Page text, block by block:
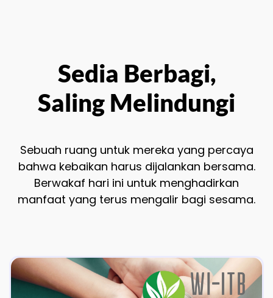
Sedia Berbagi,
Saling Melindungi
Sebuah ruang untuk mereka yang percaya
bahwa kebaikan harus dijalankan bersama.
Berwakaf hari ini untuk menghadirkan
manfaat yang terus mengalir bagi sesama.